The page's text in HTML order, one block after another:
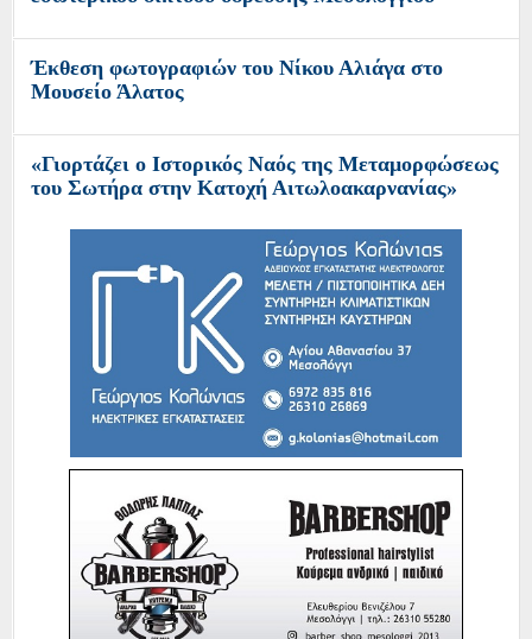
Έκθεση φωτογραφιών του Νίκου Αλιάγα στο
Μουσείο Άλατος
«Γιορτάζει ο Ιστορικός Ναός της Μεταμορφώσεως
του Σωτήρα στην Κατοχή Αιτωλοακαρνανίας»